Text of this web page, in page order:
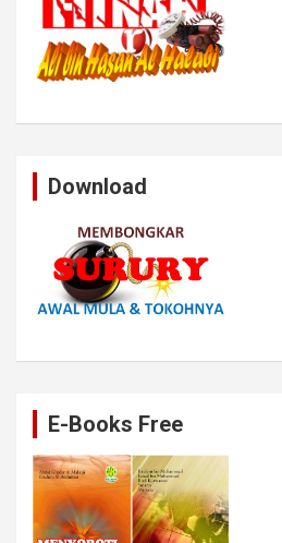
Download
E-Books Free